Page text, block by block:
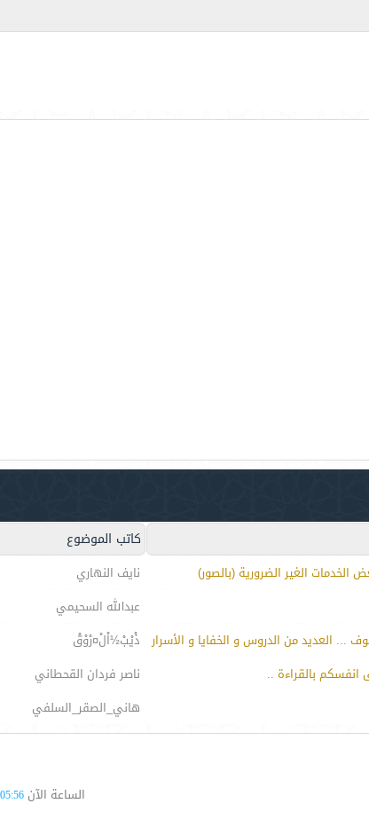
كاتب الموضوع
الغير الضرورية (بالصور) نايف النهاري
عبدالله السحيمي
... العديد من الدروس و الخفايا و الأسرار ذْيْبْ½اْلْ¤رْوْقْ
انفسكم بالقراءة .. ناصر فردان القحطاني
هاني_الصقر_السلفي
الساعة الآن 05:56 PM